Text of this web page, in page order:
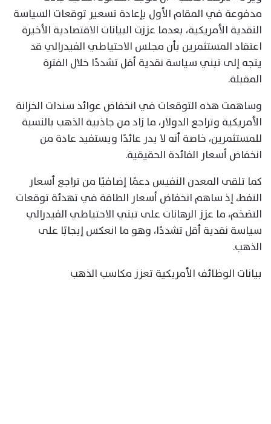
مدفوعة في المقام الأول بإعادة تسعير توقعات السياسة
النقدية الأمريكية، بعدما عززت البيانات الاقتصادية الأخيرة
اعتقاد المستثمرين بأن مجلس الاحتياطي الفيدرالي قد
يتجه إلى تبني سياسة نقدية أقل تشددًا خلال الفترة
المقبلة.
وساهمت هذه التوقعات في انخفاض عوائد سندات الخزانة
الأمريكية وتراجع الدولار، ما زاد من جاذبية الذهب بالنسبة
للمستثمرين، خاصة أنه لا يدر عائدًا ويستفيد عادة من
انخفاض أسعار الفائدة الحقيقية.
كما تلقى المعدن النفيس دعمًا إضافيًا من تراجع أسعار
النفط، إذ ساهم انخفاض أسعار الطاقة في تهدئة توقعات
التضخم، ما عزز الرهانات على تبني الاحتياطي الفيدرالي
سياسة نقدية أقل تشددًا، وهو ما انعكس إيجابًا على
الذهب.
بيانات الوظائف الأمريكية تعزز مكاسب الذهب